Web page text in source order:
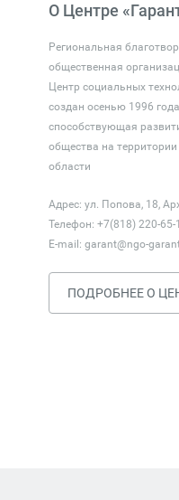
О Центре
Региональная
общественная
Центр социальных
создан осенью 1996
способствующая
общества на территории
области
Адрес: ул. Попова, 18,
Телефон: +7(818) 220-65-
E-mail: garant@ngo-
ПОДРОБНЕЕ О